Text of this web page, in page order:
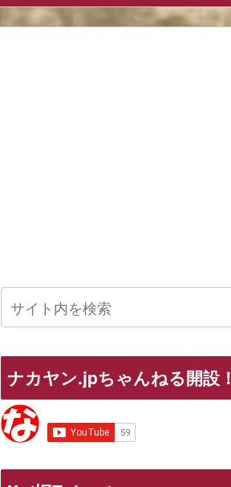
ナカヤン.jpちゃんねる開設！